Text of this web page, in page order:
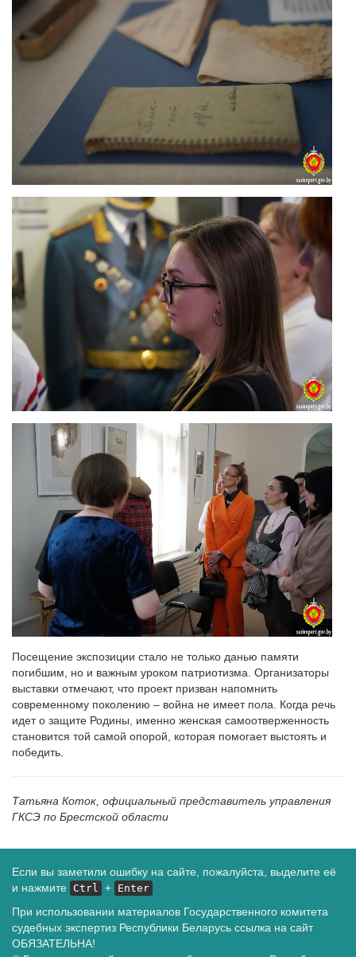
Посещение экспозиции стало не только данью памяти
погибшим, но и важным уроком патриотизма. Организаторы
выставки отмечают, что проект призван напомнить
современному поколению – война не имеет пола. Когда речь
идет о защите Родины, именно женская самоотверженность
становится той самой опорой, которая помогает выстоять и
победить.
Татьяна Коток, официальный представитель управления
ГКСЭ по Брестской области
Если вы заметили ошибку на сайте, пожалуйста, выделите её
и нажмите Ctrl + Enter
При использовании материалов Государственного комитета
судебных экспертиз Республики Беларусь ссылка на сайт
ОБЯЗАТЕЛЬНА!